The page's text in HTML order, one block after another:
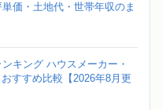
価・土地代・世帯年収のま
キング ハウスメーカー・
すすめ比較【2026年8月更